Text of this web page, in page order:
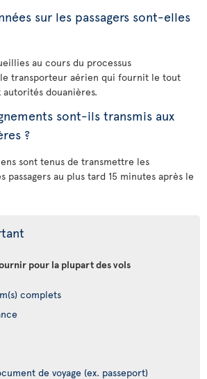
sur les passagers sont-elles
au cours du processus
transporteur aérien qui fournit le tout
douanières.
sont-ils transmis aux
?
sont tenus de transmettre les
passagers au plus tard 15 minutes après le
pour la plupart des vols
complets
de voyage (ex. passeport)